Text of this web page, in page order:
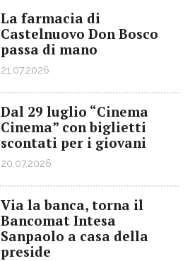
La farmacia di
Castelnuovo Don Bosco
passa di mano
21.07.2026
Dal 29 luglio “Cinema
Cinema” con biglietti
scontati per i giovani
20.07.2026
Via la banca, torna il
Bancomat Intesa
Sanpaolo a casa della
preside